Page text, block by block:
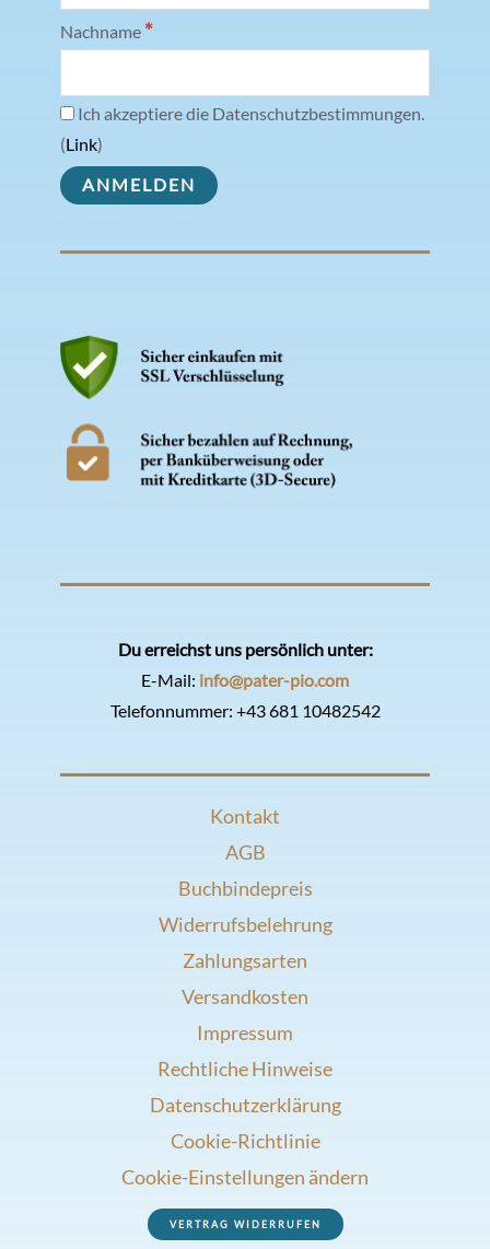
Nachname *
Ich akzeptiere die Datenschutzbestimmungen.
(Link)
Du erreichst uns persönlich unter:
E-Mail: info@pater-pio.com
Telefonnummer: +43 681 10482542
Kontakt
AGB
Buchbindepreis
Widerrufsbelehrung
Zahlungsarten
Versandkosten
Impressum
Rechtliche Hinweise
Datenschutzerklärung
Cookie-Richtlinie
Cookie-Einstellungen ändern
VERTRAG WIDERRUFEN